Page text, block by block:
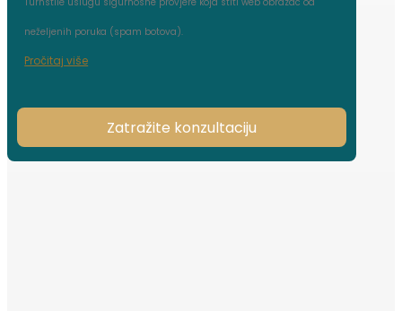
neželjenih poruka (spam botova).
Pročitaj više